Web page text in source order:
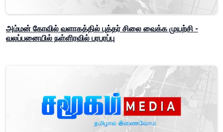
அம்மன் கோவில் வளாகத்தில் புத்தர் சிலை வைக்க முயற்சி -
வலப்பனையில் நள்ளிரவில் பரபரப்பு